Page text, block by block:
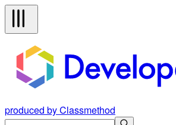
produced by Classmethod